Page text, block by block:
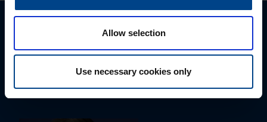
Allow selection
Use necessary cookies only
parhaan ratkaisun. Otathan yhteyttä puhelimitse,
sähköpostitse tai verkkolomakkeen kautta.